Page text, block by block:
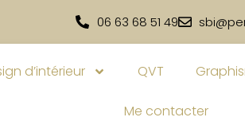
06 63 68 51 49
d’intérieur QVT
Me contacter